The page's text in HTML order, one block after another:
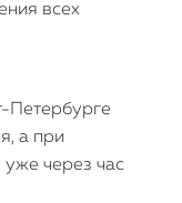
всех
Петербурге
а при
уже через час